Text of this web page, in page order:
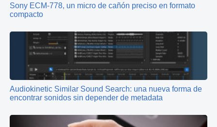
Sony ECM-778, un micro de cañón preciso en formato
compacto
Audiokinetic Similar Sound Search: una nueva forma de
encontrar sonidos sin depender de metadata